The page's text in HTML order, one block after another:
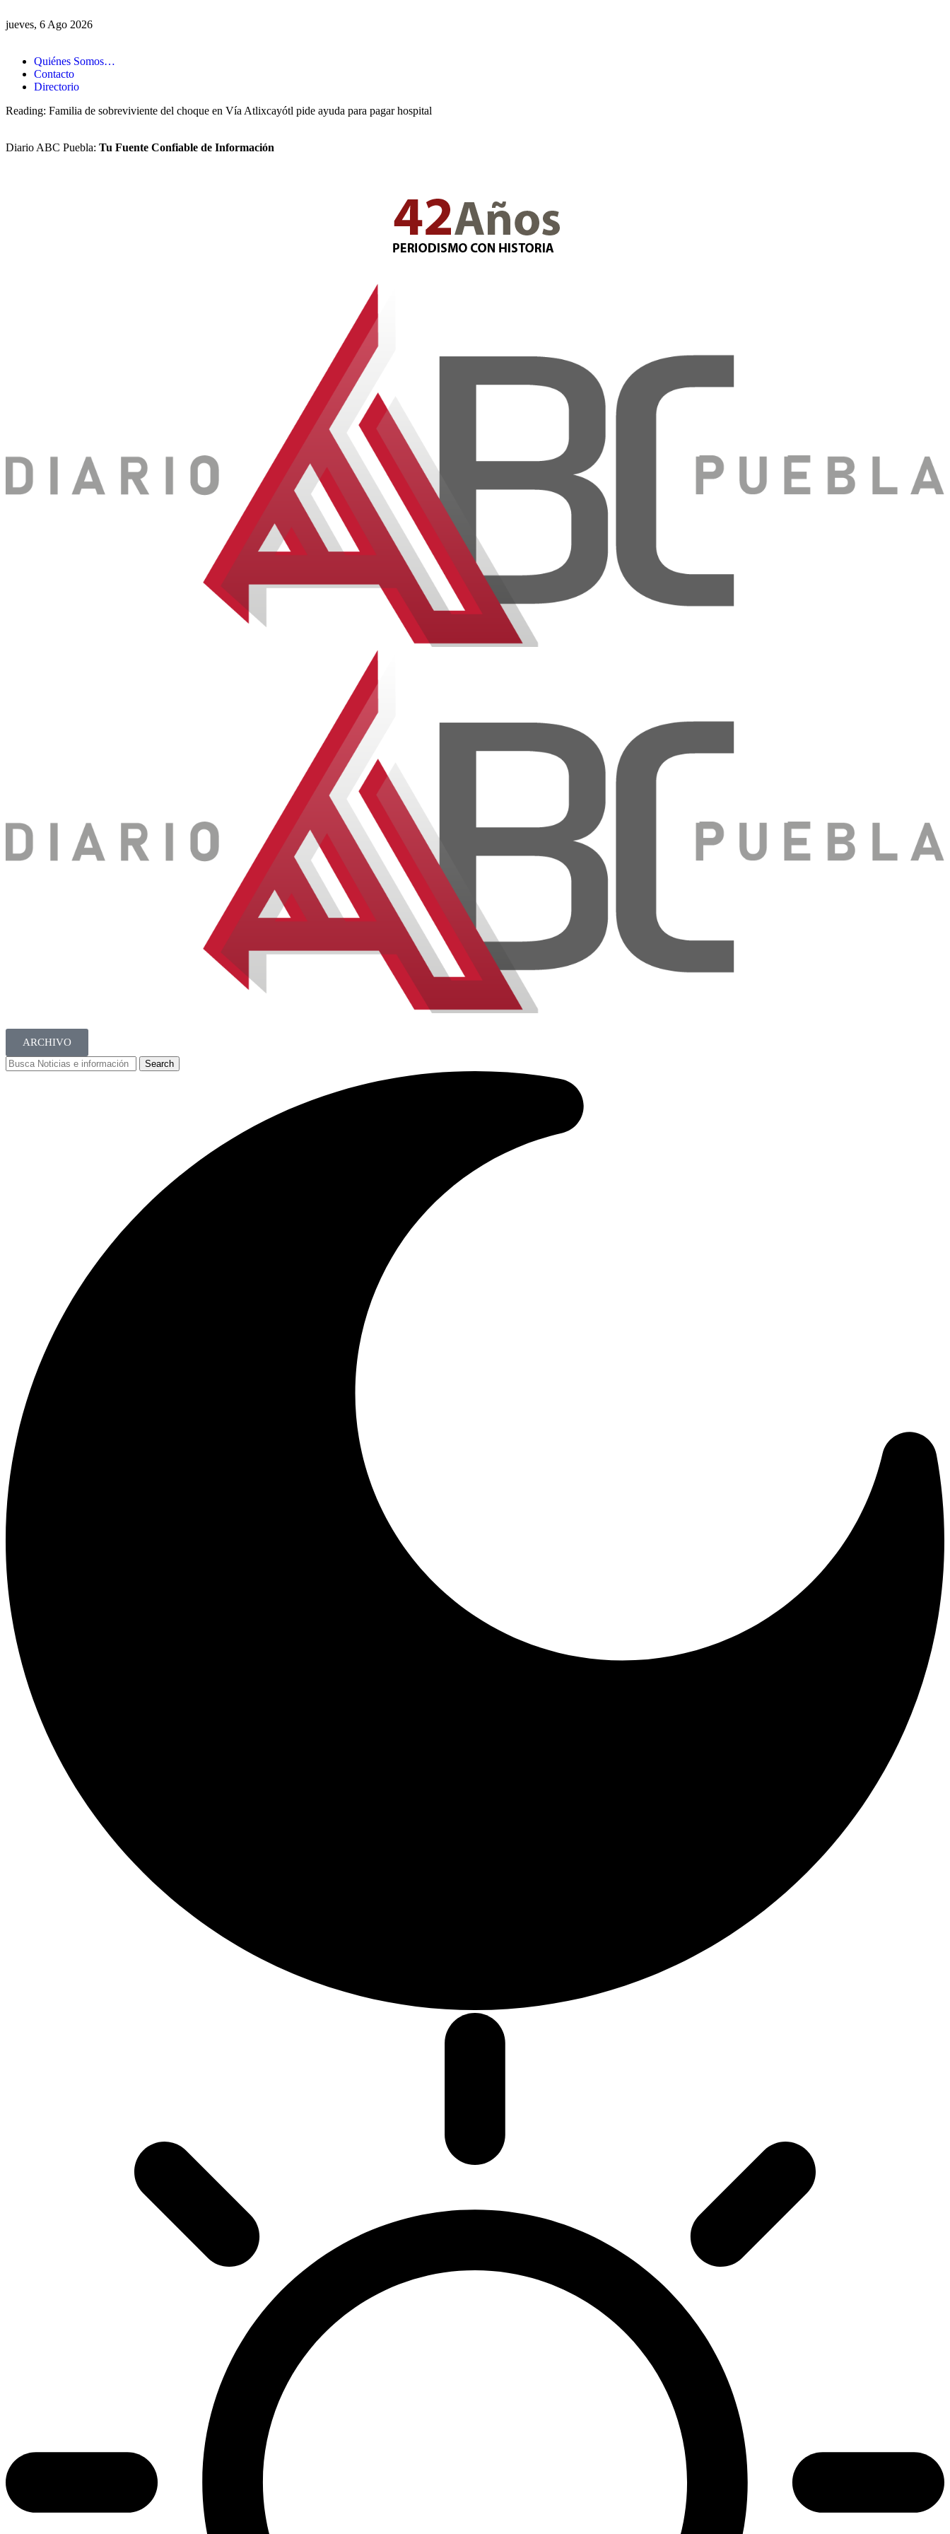
jueves, 6 Ago 2026
Quiénes Somos…
Contacto
Directorio
Reading: Familia de sobreviviente del choque en Vía Atlixcayótl pide ayuda para pagar hospital
Diario ABC Puebla: Tu Fuente Confiable de Información
ARCHIVO